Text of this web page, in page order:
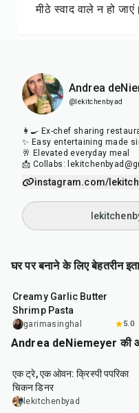
मीठे स्वाद वाले न हो जाएं।
Andrea
@lekitchenbyad
👩‍🍳 Ex-chef sharing
✨ Easy entertaining made
🥂 Elevated everyday meal
📩 Collabs:
instagram.com/
घर पर बनाने के लिए बेहतरीन
min
Creamy Garlic Butter
Shrimp Pasta
garimasinghal 5.0
Andrea deNiemeyer की
एक ट्रे, एक ओवन: क्रिस्पी पपरिका
चिकन डिनर
lekitchenbyad